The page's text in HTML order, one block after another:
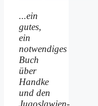
...ein
gutes,
ein
notwendiges
Buch
über
Handke
und den